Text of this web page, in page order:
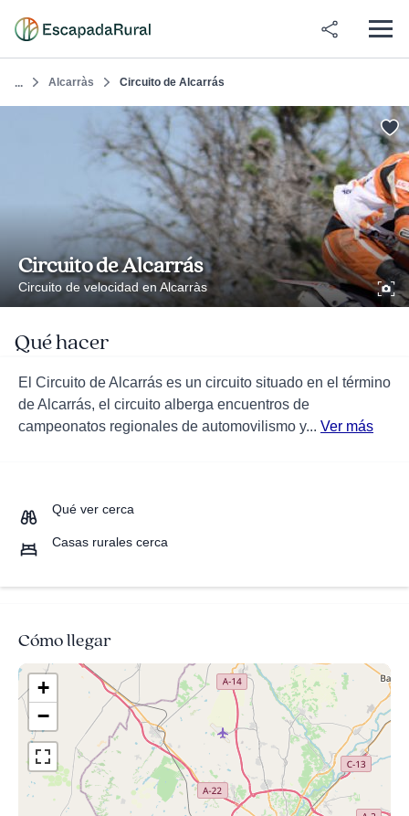
... Alcarràs Circuito de Alcarrás
Circuito de Alcarrás
Circuito de velocidad en Alcarràs
Qué hacer
El Circuito de Alcarrás es un circuito situado en el término
de Alcarrás, el circuito alberga encuentros de
campeonatos regionales de automovilismo y... Ver más
Qué ver cerca
Casas rurales cerca
Cómo llegar
+
−